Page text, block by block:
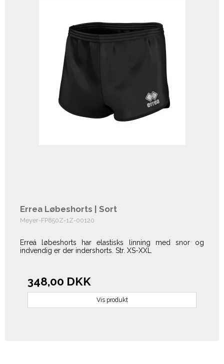
Errea Løbeshorts | Sort
Meyer-FP850Z-1Z-00120
Erreá løbeshorts har elastisks linning med snor og
indvendig er der indershorts. Str. XS-XXL
348,00 DKK
Vis produkt